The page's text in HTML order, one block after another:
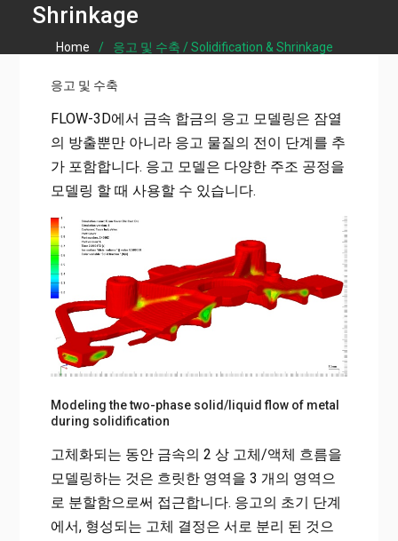
Shrinkage
Home 응고 및 수축 / Solidification & Shrinkage
응고 및 수축
FLOW-3D에서 금속 합금의 응고 모델링은 잠열
의 방출뿐만 아니라 응고 물질의 전이 단계를 추
가 포함합니다. 응고 모델은 다양한 주조 공정을
모델링 할 때 사용할 수 있습니다.
Modeling the two-phase solid/liquid flow of metal
during solidification
고체화되는 동안 금속의 2 상 고체/액체 흐름을
모델링하는 것은 흐릿한 영역을 3 개의 영역으
로 분할함으로써 접근합니다. 응고의 초기 단계
에서, 형성되는 고체 결정은 서로 분리 된 것으